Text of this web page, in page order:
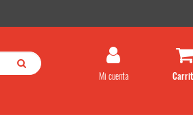
Mi cuenta